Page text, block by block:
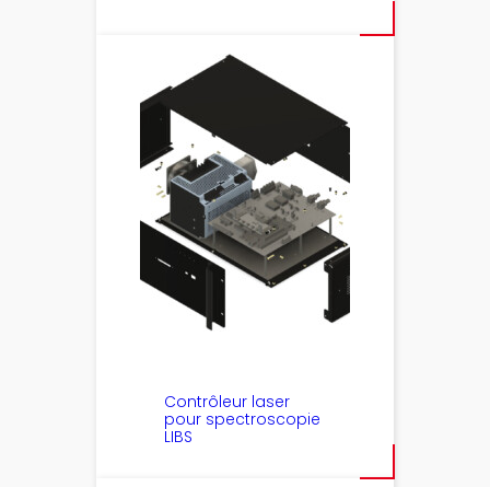
Contrôleur laser
pour spectroscopie
LIBS